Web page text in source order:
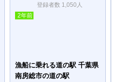
登録者数 1,050人
2年前
漁船に乗れる道の駅 千葉県
南房総市の道の駅